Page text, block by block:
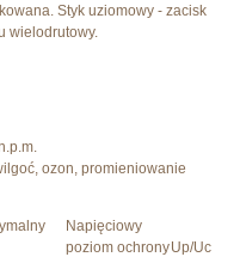
Styk uziomowy - zacisk
wielodrutowy.
ozon, promieniowanie
Napięciowy
poziom ochronyUp/Uc